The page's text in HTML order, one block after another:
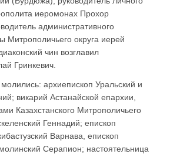
иеромонах Прохор
административного
Митрополичьего округа иерей
чин возглавил
Гринкевич.
архиепископ Уральский и
викарий Астанайской епархии,
Казахстанского Митрополичьего
Геннадий; епископ
Варнава, епископ
Серапион; настоятельница